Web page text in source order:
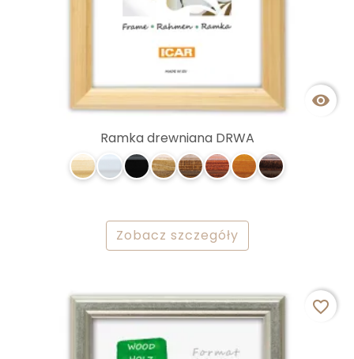

Ramka drewniana DRWA
Zobacz szczegóły
favorite_border